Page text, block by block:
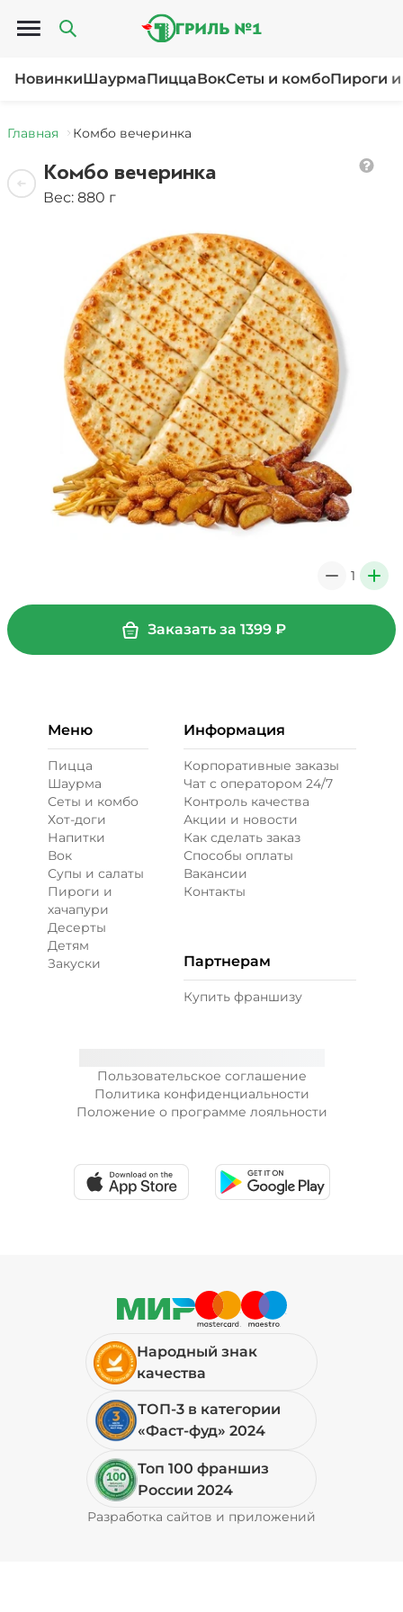
Открыть меню
НовинкиШаурмаПиццаВокСеты и комбоПироги
Главная Комбо вечеринка
Комбо вечеринка
Вес: 880 г
1 +
Заказать за 1399₽
Пользовательское соглашение
Политика конфиденциальности
Положение о программе лояльности
Меню
Пицца
Шаурма
Сеты и комбо
Хот-доги
Напитки
Вок
Супы и салаты
Пироги и
хачапури
Десерты
Детям
Закуски
Информация
Корпоративные заказы
Чат с оператором 24/7
Контроль качества
Акции и новости
Как сделать заказ
Способы оплаты
Вакансии
Контакты
Партнерам
Купить франшизу
Народный знак
качества
ТОП-3 в категории
«Фаст-фуд» 2024
Топ 100 франшиз
России 2024
Разработка сайтов и приложений
Pyrobyte